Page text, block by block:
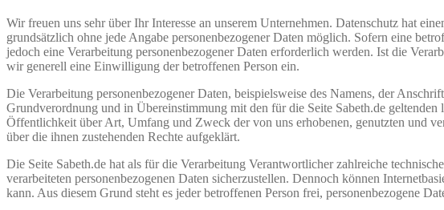
Wir freuen uns sehr über Ihr Interesse an unserem Unternehmen. Datenschutz hat
grundsätzlich ohne jede Angabe personenbezogener Daten möglich. Sofern eine
jedoch eine Verarbeitung personenbezogener Daten erforderlich werden. Ist die
wir generell eine Einwilligung der betroffenen Person ein.
Die Verarbeitung personenbezogener Daten, beispielsweise des Namens, der
Grundverordnung und in Übereinstimmung mit den für die Seite Sabeth.de
Öffentlichkeit über Art, Umfang und Zweck der von uns erhobenen, genutzten und
über die ihnen zustehenden Rechte aufgeklärt.
Die Seite Sabeth.de hat als für die Verarbeitung Verantwortlicher zahlreiche
verarbeiteten personenbezogenen Daten sicherzustellen. Dennoch können
kann. Aus diesem Grund steht es jeder betroffenen Person frei, personenbezogene